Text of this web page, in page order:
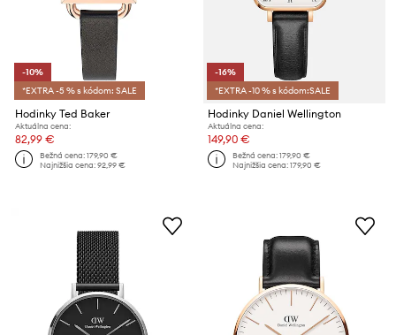
-10%
*EXTRA -5 % s kódom: SALE
Hodinky Ted Baker
Aktuálna cena:
82,99 €
Bežná cena:179,90 €
Najnižšia cena:92,99 €
-16%
*EXTRA -10 % s kódom:SALE
Hodinky Daniel Wellington
Aktuálna cena:
149,90 €
Bežná cena:179,90 €
Najnižšia cena:179,90 €